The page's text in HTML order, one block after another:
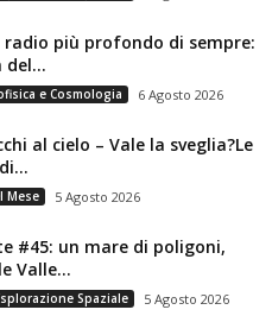
radio più profondo di sempre:
del...
e Cosmologia 6 Agosto 2026
al cielo – Vale la sveglia?Le
Mese 5 Agosto 2026
#45: un mare di poligoni,
Valle...
Spaziale 5 Agosto 2026